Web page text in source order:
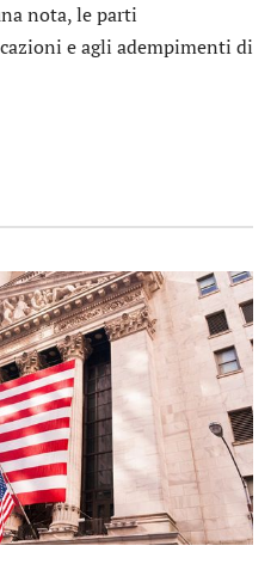
nota, le parti
e agli adempimenti di